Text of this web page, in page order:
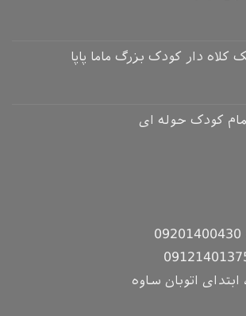
کلاه دار کودک بزرگ ماما پاپا
کودک حوله ای
09201400430
اتوبان ساوه